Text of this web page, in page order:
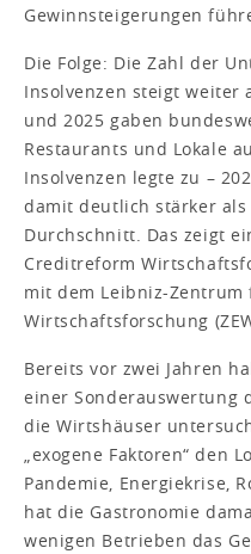
Gewinnsteigerungen
Die Folge: Die Zahl der
Insolvenzen steigt weiter
und 2025 gaben
Restaurants und Lokale
Insolvenzen legte zu –
damit deutlich stärker
Durchschnitt. Das zeigt
Creditreform
mit dem Leibniz-Zentrum
Wirtschaftsforschung
Bereits vor zwei Jahren
einer Sonderauswertung
die Wirtshäuser
„exogene Faktoren“ den
Pandemie, Energiekrise,
hat die Gastronomie
wenigen Betrieben das